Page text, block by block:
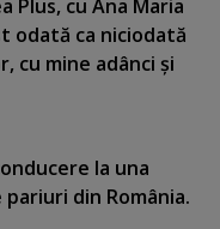
Plus, cu Ana Maria
odată ca niciodată
cu mine adânci şi
la una
din România.